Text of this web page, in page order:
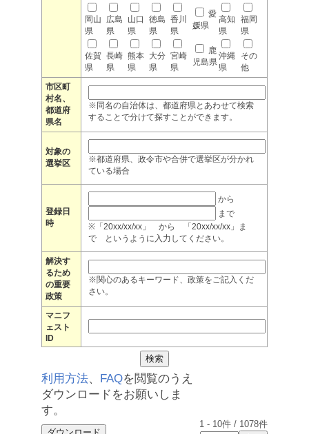
岡山
県
広島
県
山口
県
徳島
県
香川
県
愛
媛県
高知
県
福岡
県
佐賀
県
長崎
県
熊本
県
大分
県
宮崎
県
鹿
児島県
沖縄
県
その
他
市区町
村名、
都道府
県名
※同名の自治体は、都道府県とあわせて検索
することで分けて探すことができます。
対象の
選挙区
※都道府県、政令市や合併で選挙区が分かれ
ている場合
登録日
時
から
まで
※「20xx/xx/xx」 から 「20xx/xx/xx」ま
で というように入力してください。
解決す
るため
の重要
政策
※関心のあるキーワード、政策をご記入くだ
さい。
マニフ
ェスト
ID
利用方法、 FAQを閲覧のうえ
ダウンロードをお願いしま
す。
1 - 10件 / 1078件